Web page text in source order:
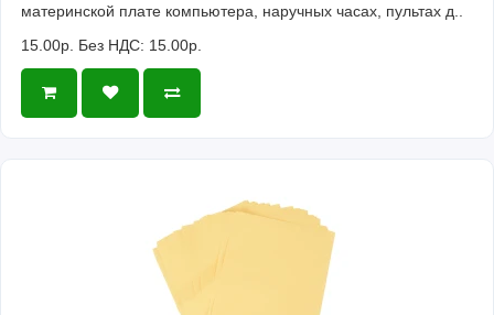
материнской плате компьютера, наручных часах, пультах д..
15.00р. Без НДС: 15.00р.